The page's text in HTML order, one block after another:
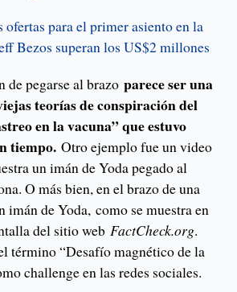
ofertas para el primer asiento en la
Bezos superan los US$2 millones
de pegarse al brazo parece ser una
teorías de conspiración del
en la vacuna” que estuvo
tiempo. Otro ejemplo fue un video
un imán de Yoda pegado al
O más bien, en el brazo de una
imán de Yoda, como se muestra en
del sitio web FactCheck.org.
término “Desafío magnético de la
challenge en las redes sociales.